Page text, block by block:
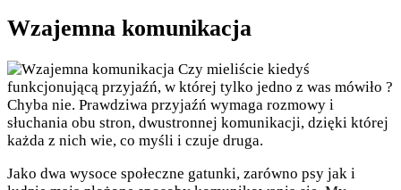
Wzajemna komunikacja
Czy mieliście kiedyś
funkcjonującą przyjaźń, w której tylko jedno z was mówiło ?
Chyba nie. Prawdziwa przyjaźń wymaga rozmowy i
słuchania obu stron, dwustronnej komunikacji, dzięki której
każda z nich wie, co myśli i czuje druga.
Jako dwa wysoce społeczne gatunki, zarówno psy jak i